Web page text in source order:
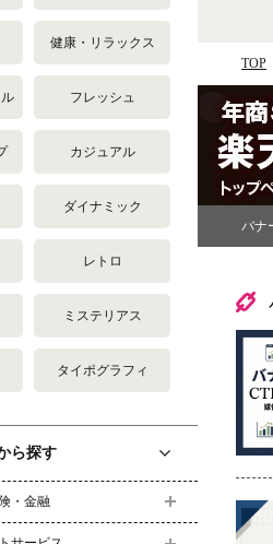
健康・リラックス
フレッシュ
カジュアル
ダイナミック
レトロ
ミステリアス
タイポグラフィ
ら探す
・金融
TOP
バナ